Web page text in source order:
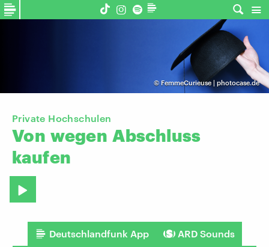
© FemmeCurieuse | photocase.de
Private Hochschulen
Von wegen Abschluss
kaufen
Deutschlandfunk App ARD Sounds